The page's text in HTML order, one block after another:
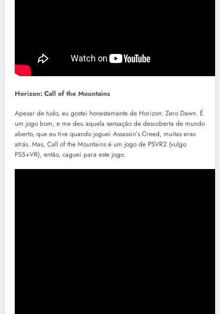
Horizon: Call of the Mountains
Apesar de tudo, eu gostei honestamente de Horizon: Zero Dawn. É
um jogo bom, e me deu aquela sensação de descoberta de mundo
aberto, que eu tive quando joguei Assassin’s Creed, muitas eras
atrás. Mas, Call of the Mountains é um jogo de PSVR2 (vulgo
PS5+VR), então, caguei para este jogo.